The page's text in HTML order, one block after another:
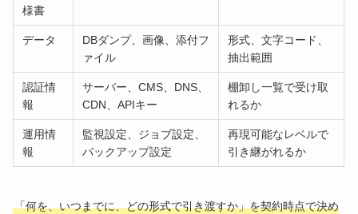
様書
データ
DBダンプ、画像、添付フ
ァイル
形式、文字コード、
抽出範囲
認証情
報
サーバー、CMS、DNS、
CDN、APIキー
棚卸し一覧で受け取
れるか
運用情
報
監視設定、ジョブ設定、
バックアップ設定
再現可能なレベルで
引き継がれるか
「何を、いつまでに、どの形式で引き渡すか」を契約時点で決め